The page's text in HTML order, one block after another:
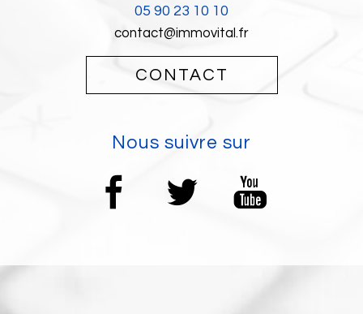
05 90 23 10 10
contact@immovital.fr
CONTACT
nous suivre sur